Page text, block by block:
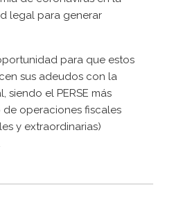
legal para generar
para que estos
sus adeudos con la
siendo el PERSE más
operaciones fiscales
y extraordinarias)